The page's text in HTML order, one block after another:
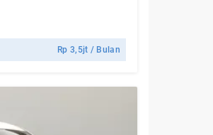
Rp3,5jt / Bulan